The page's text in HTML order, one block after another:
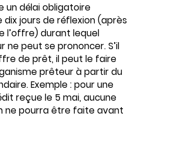
un délai obligatoire
dix jours de réflexion (après
l’offre) durant lequel
ne peut se prononcer. S’il
de prêt, il peut le faire
prêteur à partir du
Exemple : pour une
reçue le 5 mai, aucune
ne pourra être faite avant